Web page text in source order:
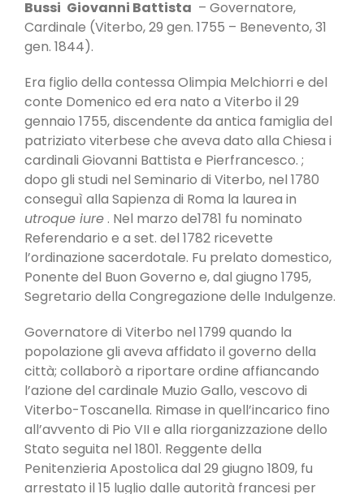
Bussi Giovanni Battista – Governatore,
Cardinale (Viterbo, 29 gen. 1755 – Benevento, 31
gen. 1844).
Era figlio della contessa Olimpia Melchiorri e del
conte Domenico ed era nato a Viterbo il 29
gennaio 1755, discendente da antica famiglia del
patriziato viterbese che aveva dato alla Chiesa i
cardinali Giovanni Battista e Pierfrancesco. ;
dopo gli studi nel Seminario di Viterbo, nel 1780
conseguì alla Sapienza di Roma la laurea in
utroque iure . Nel marzo de1781 fu nominato
Referendario e a set. del 1782 ricevette
l’ordinazione sacerdotale. Fu prelato domestico,
Ponente del Buon Governo e, dal giugno 1795,
Segretario della Congregazione delle Indulgenze.
Governatore di Viterbo nel 1799 quando la
popolazione gli aveva affidato il governo della
città; collaborò a riportare ordine affiancando
l’azione del cardinale Muzio Gallo, vescovo di
Viterbo-Toscanella. Rimase in quell’incarico fino
all’avvento di Pio VII e alla riorganizzazione dello
Stato seguita nel 1801. Reggente della
Penitenzieria Apostolica dal 29 giugno 1809, fu
arrestato il 15 luglio dalle autorità francesi per